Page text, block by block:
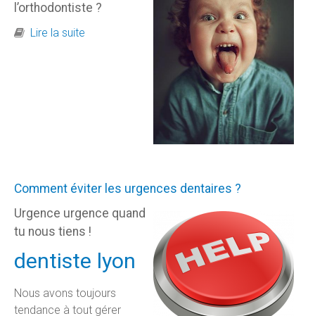
l’orthodontiste ?
Lire la suite de Dysfonction linguale et orthodontiste
Comment éviter les urgences dentaires ?
Urgence urgence quand
tu nous tiens !
dentiste lyon
Nous avons toujours
tendance à tout gérer